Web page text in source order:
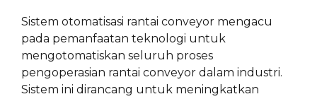
Sistem otomatisasi rantai conveyor mengacu
pada pemanfaatan teknologi untuk
mengotomatiskan seluruh proses
pengoperasian rantai conveyor dalam industri.
Sistem ini dirancang untuk meningkatkan